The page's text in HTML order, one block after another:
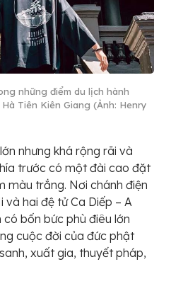
những điểm du lịch hành
Tiên Kiên Giang (Ảnh: Henry
nhưng khá rộng rãi và
trước có một đài cao đặt
màu trắng. Nơi chánh điện
và hai đệ tử Ca Diếp – A
bốn bức phù điêu lớn
cuộc đời của đức phật
xuất gia, thuyết pháp,